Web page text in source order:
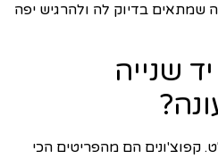
בדיוק לה ולהרגיש יפה
שנייה
קפוצ'ונים הם מהפריטים הכי